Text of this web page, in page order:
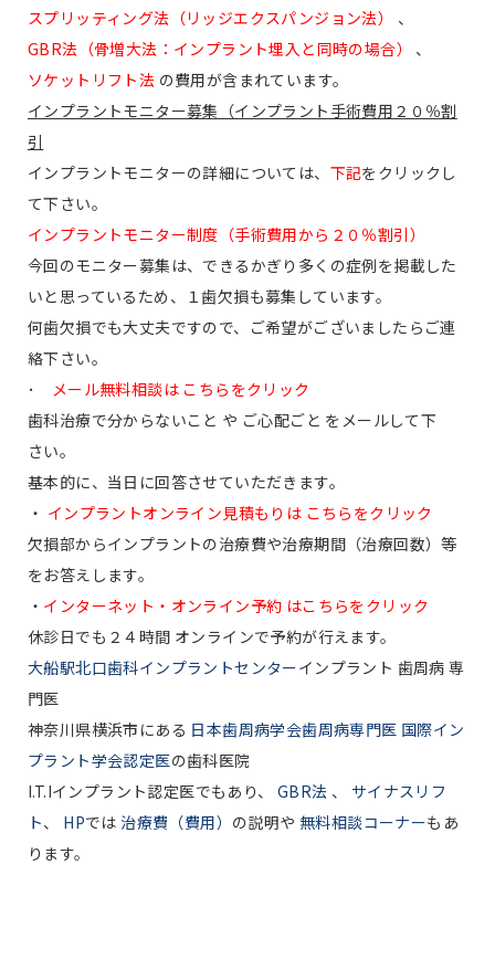
スプリッティング法（リッジエクスパンジョン法）
、
GBR法（骨増大法：インプラント埋入と同時の場合）
、
ソケットリフト法 の費用が含まれています。
インプラントモニター募集（インプラント手術費用２０％割
引
インプラントモニターの詳細については、 下記をクリックし
て下さい。
インプラントモニター制度（手術費用から２０％割引）
今回のモニター募集は、できるかぎり多くの症例を掲載した
いと思っているため、１歯欠損も募集しています。
何歯欠損でも大丈夫ですので、ご希望がございましたらご連
絡下さい。
･ メール無料相談は こちらをクリック
歯科治療で分からないこと や ご心配ごと をメールして下
さい。
基本的に、当日に回答させていただきます。
・ インプラントオンライン見積もりは こちらをクリック
欠損部からインプラントの治療費や治療期間（治療回数）等
をお答えします。
・ インターネット・オンライン予約 はこちらをクリック
休診日でも２４時間 オンラインで予約が行えます。
大船駅北口歯科インプラントセンターインプラント 歯周病 専
門医
神奈川県横浜市にある 日本歯周病学会歯周病専門医 国際イン
プラント学会認定医の歯科医院
I.T.Iインプラント認定医でもあり、
GBR法 、
サイナスリフ
ト、 HPでは 治療費（費用） の説明や 無料相談コーナーもあ
ります。